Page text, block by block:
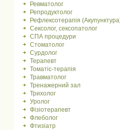
Ревматолог
Репродуктолог
Рефлексотерапія
Сексолог, сексопатолог
СПА процедури
Стоматолог
Сурдолог
Терапевт
Томатіс-терапія
Травматолог
Тренажерний зал
Трихолог
Уролог
Фізіотерапевт
Флеболог
Фтизіатр